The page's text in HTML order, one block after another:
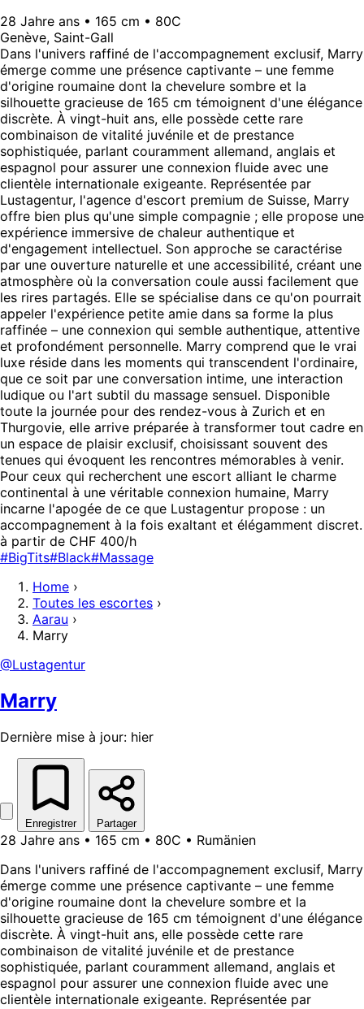
28 Jahre ans • 165 cm • 80C
Genève, Saint-Gall
Dans l'univers raffiné de l'accompagnement exclusif, Marry
émerge comme une présence captivante – une femme
d'origine roumaine dont la chevelure sombre et la
silhouette gracieuse de 165 cm témoignent d'une élégance
discrète. À vingt-huit ans, elle possède cette rare
combinaison de vitalité juvénile et de prestance
sophistiquée, parlant couramment allemand, anglais et
espagnol pour assurer une connexion fluide avec une
clientèle internationale exigeante. Représentée par
Lustagentur, l'agence d'escort premium de Suisse, Marry
offre bien plus qu'une simple compagnie ; elle propose une
expérience immersive de chaleur authentique et
d'engagement intellectuel. Son approche se caractérise
par une ouverture naturelle et une accessibilité, créant une
atmosphère où la conversation coule aussi facilement que
les rires partagés. Elle se spécialise dans ce qu'on pourrait
appeler l'expérience petite amie dans sa forme la plus
raffinée – une connexion qui semble authentique, attentive
et profondément personnelle. Marry comprend que le vrai
luxe réside dans les moments qui transcendent l'ordinaire,
que ce soit par une conversation intime, une interaction
ludique ou l'art subtil du massage sensuel. Disponible
toute la journée pour des rendez-vous à Zurich et en
Thurgovie, elle arrive préparée à transformer tout cadre en
un espace de plaisir exclusif, choisissant souvent des
tenues qui évoquent les rencontres mémorables à venir.
Pour ceux qui recherchent une escort alliant le charme
continental à une véritable connexion humaine, Marry
incarne l'apogée de ce que Lustagentur propose : un
accompagnement à la fois exaltant et élégamment discret.
à partir de CHF 400/h
#BigTits#Black#Massage
Home ›
Toutes les escortes ›
Aarau ›
Marry
@Lustagentur
Marry
Dernière mise à jour: hier
Enregistrer Partager
28 Jahre ans • 165 cm • 80C • Rumänien
Dans l'univers raffiné de l'accompagnement exclusif, Marry
émerge comme une présence captivante – une femme
d'origine roumaine dont la chevelure sombre et la
silhouette gracieuse de 165 cm témoignent d'une élégance
discrète. À vingt-huit ans, elle possède cette rare
combinaison de vitalité juvénile et de prestance
sophistiquée, parlant couramment allemand, anglais et
espagnol pour assurer une connexion fluide avec une
clientèle internationale exigeante. Représentée par